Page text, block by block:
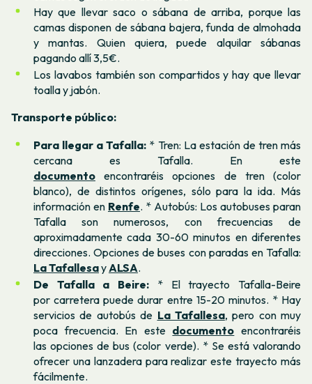
Hay que llevar saco o sábana de arriba, porque las
camas disponen de sábana bajera, funda de almohada
y mantas. Quien quiera, puede alquilar sábanas
pagando allí 3,5€.
Los lavabos también son compartidos y hay que llevar
toalla y jabón.
Transporte público:
Para llegar a Tafalla: * Tren: La estación de tren más
cercana es Tafalla. En este
documento
encontraréis opciones de tren (color
blanco), de distintos orígenes, sólo para la ida. Más
información en Renfe. * Autobús: Los autobuses paran
Tafalla son numerosos, con frecuencias de
aproximadamente cada 30-60 minutos en diferentes
direcciones. Opciones de buses con paradas en Tafalla:
La TafallesayALSA.
De Tafalla a Beire: * El trayecto Tafalla-Beire
por carretera puede durar entre 15-20 minutos. * Hay
servicios de autobús de La Tafallesa, pero con muy
poca frecuencia. En este documento encontraréis
las opciones de bus (color verde). * Se está valorando
ofrecer una lanzadera para realizar este trayecto más
fácilmente.